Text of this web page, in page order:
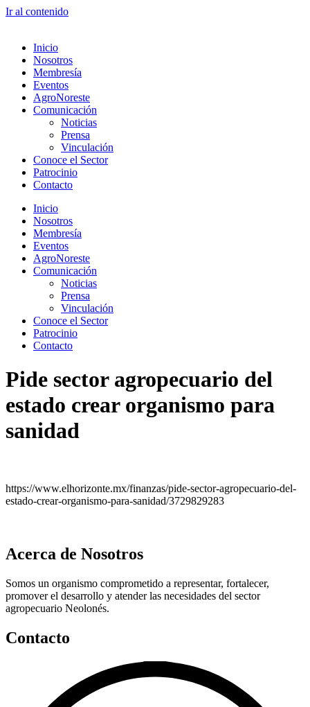
Ir al contenido
Inicio
Nosotros
Membresía
Eventos
AgroNoreste
Comunicación
Noticias
Prensa
Vinculación
Conoce el Sector
Patrocinio
Contacto
Inicio
Nosotros
Membresía
Eventos
AgroNoreste
Comunicación
Noticias
Prensa
Vinculación
Conoce el Sector
Patrocinio
Contacto
Pide sector agropecuario del
estado crear organismo para
sanidad
https://www.elhorizonte.mx/finanzas/pide-sector-agropecuario-del-
estado-crear-organismo-para-sanidad/3729829283
Acerca de Nosotros
Somos un organismo comprometido a representar, fortalecer,
promover el desarrollo y atender las necesidades del sector
agropecuario Neolonés.
Contacto